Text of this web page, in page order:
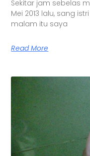
Sekitar jam sebelas
Mei 2013 lalu, sang
malam itu saya
Read More